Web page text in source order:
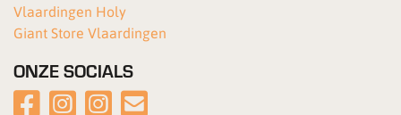
Vlaardingen Holy
Giant Store Vlaardingen
ONZE SOCIALS